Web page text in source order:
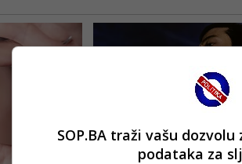
SOP.BA traži vašu
podataka za